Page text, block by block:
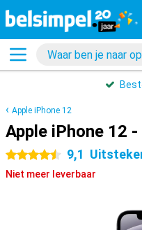
Apple iPhone 12
Apple iPhone 12
4.5 sterren 9,1
Niet meer leverbaar